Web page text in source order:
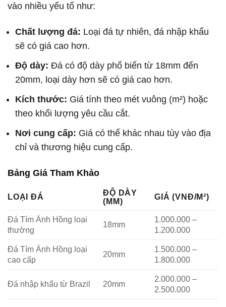
vào nhiều yếu tố như:
Chất lượng đá: Loại đá tự nhiên, đá nhập khẩu
sẽ có giá cao hơn.
Độ dày: Đá có độ dày phổ biến từ 18mm đến
20mm, loại dày hơn sẽ có giá cao hơn.
Kích thước: Giá tính theo mét vuông (m²) hoặc
theo khối lượng yêu cầu cắt.
Nơi cung cấp: Giá có thể khác nhau tùy vào địa
chỉ và thương hiệu cung cấp.
Bảng Giá Tham Khảo
LOẠI ĐÁ
ĐỘ DÀY
(MM)
GIÁ (VNĐ/M²)
Đá Tím Ánh Hồng loại
thường
18mm
1.000.000 –
1.200.000
Đá Tím Ánh Hồng loại
cao cấp
20mm
1.500.000 –
1.800.000
Đá nhập khẩu từ Brazil 20mm
2.000.000 –
2.500.000